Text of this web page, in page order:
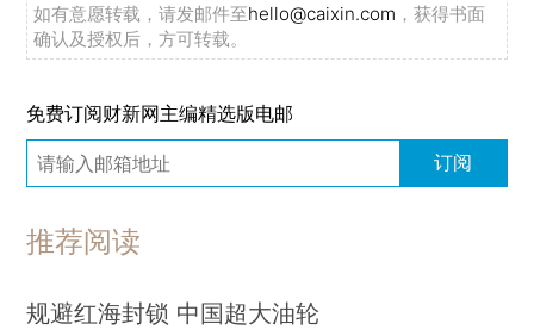
如有意愿转载，请发邮件至hello@caixin.com ，获得书面
确认及授权后，方可转载。
免费订阅财新网主编精选版电邮
订阅
推荐阅读
规避红海封锁 中国超大油轮